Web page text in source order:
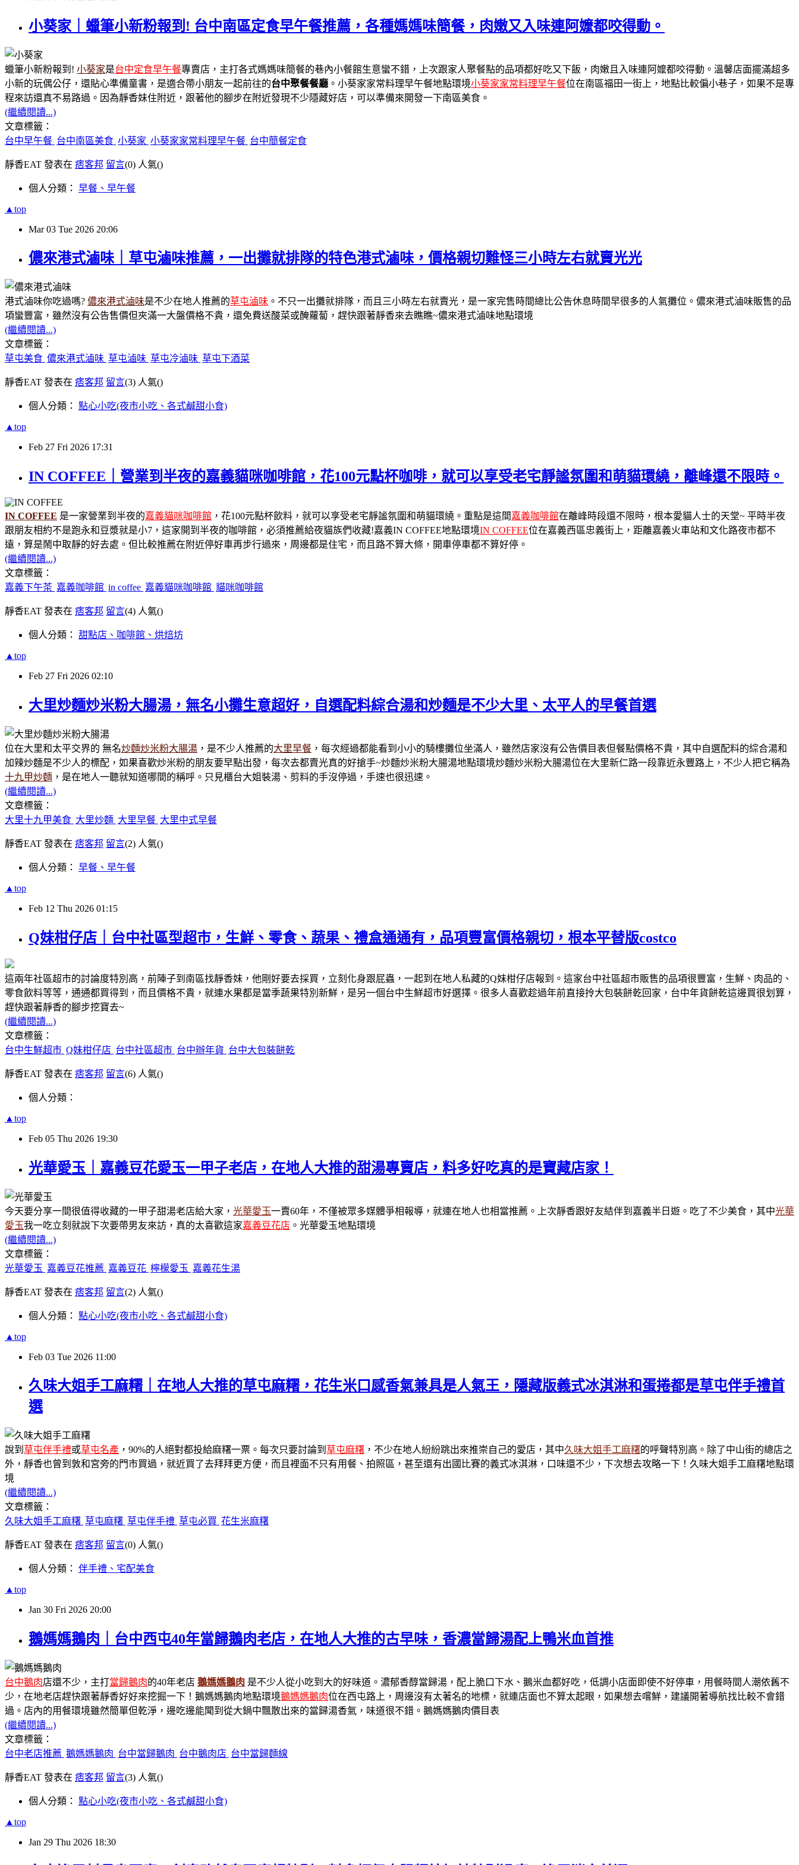
小葵家｜蠟筆小新粉報到! 台中南區定食早午餐推薦，各種媽媽味簡餐，肉嫩又入味連阿嬤都咬得動。
蠟筆小新粉報到! 小葵家是台中定食早午餐專賣店，主打各式媽媽味簡餐的巷內小餐館生意蠻不錯，上次跟家人聚餐點的品項都好吃又下飯，肉嫩且入味連阿嬤都咬得動。溫馨店面擺滿超多
小新的玩偶公仔，還貼心準備童書，是適合帶小朋友一起前往的台中聚餐餐廳 。小葵家家常料理早午餐地點環境小葵家家常料理早午餐位在南區福田一街上，地點比較偏小巷子，如果不是專
程來訪還真不易路過。因為靜香妹住附近，跟著他的腳步在附近發現不少隱藏好店，可以準備來開發一下南區美食。
(繼續閱讀...)
文章標籤：
台中早午餐 台中南區美食 小葵家 小葵家家常料理早午餐 台中簡餐定食
靜香EAT 發表在 痞客邦 留言(0) 人氣()
個人分類： 早餐、早午餐
▲top
Mar 03 Tue 2026 20:06
儂來港式滷味｜草屯滷味推薦，一出攤就排隊的特色港式滷味，價格親切難怪三小時左右就賣光光
港式滷味你吃過嗎? 儂來港式滷味是不少在地人推薦的草屯滷味 。不只一出攤就排隊，而且三小時左右就賣光，是一家完售時間總比公告休息時間早很多的人氣攤位。儂來港式滷味販售的品
項蠻豐富，雖然沒有公告售價但夾滿一大盤價格不貴，還免費送酸菜或醃蘿蔔，趕快跟著靜香來去瞧瞧~儂來港式滷味地點環境
(繼續閱讀...)
文章標籤：
草屯美食 儂來港式滷味 草屯滷味 草屯冷滷味 草屯下酒菜
靜香EAT 發表在 痞客邦 留言(3) 人氣()
個人分類： 點心小吃(夜市小吃、各式鹹甜小食)
▲top
Feb 27 Fri 2026 17:31
IN COFFEE｜營業到半夜的嘉義貓咪咖啡館，花100元點杯咖啡，就可以享受老宅靜謐氛圍和萌貓環繞，離峰還不限時。
IN COFFEE 是一家營業到半夜的嘉義貓咪咖啡館 ，花100元點杯飲料，就可以享受老宅靜謐氛圍和萌貓環繞。重點是這間嘉義咖啡館在離峰時段還不限時，根本愛貓人士的天堂~ 平時半夜
跟朋友相約不是跑永和豆漿就是小7，這家開到半夜的咖啡館，必須推薦給夜貓族們收藏!嘉義IN COFFEE地點環境IN COFFEE位在嘉義西區忠義街上，距離嘉義火車站和文化路夜市都不
遠，算是鬧中取靜的好去處。但比較推薦在附近停好車再步行過來，周邊都是住宅，而且路不算大條，開車停車都不算好停。
(繼續閱讀...)
文章標籤：
嘉義下午茶 嘉義咖啡館 in coffee 嘉義貓咪咖啡館 貓咪咖啡館
靜香EAT 發表在 痞客邦 留言(4) 人氣()
個人分類： 甜點店、咖啡館、烘焙坊
▲top
Feb 27 Fri 2026 02:10
大里炒麵炒米粉大腸湯，無名小攤生意超好，自選配料綜合湯和炒麵是不少大里、太平人的早餐首選
位在大里和太平交界的 無名炒麵炒米粉大腸湯 ，是不少人推薦的大里早餐 ，每次經過都能看到小小的騎樓攤位坐滿人，雖然店家沒有公告價目表但餐點價格不貴，其中自選配料的綜合湯和
加辣炒麵是不少人的標配，如果喜歡炒米粉的朋友要早點出發，每次去都賣光真的好搶手~炒麵炒米粉大腸湯地點環境炒麵炒米粉大腸湯位在大里新仁路一段靠近永豐路上，不少人把它稱為
十九甲炒麵 ，是在地人一聽就知道哪間的稱呼。只見櫃台大姐裝湯、剪料的手沒停過，手速也很迅速。
(繼續閱讀...)
文章標籤：
大里十九甲美食 大里炒麵 大里早餐 大里中式早餐
靜香EAT 發表在 痞客邦 留言(2) 人氣()
個人分類： 早餐、早午餐
▲top
Feb 12 Thu 2026 01:15
Q妹柑仔店｜台中社區型超市，生鮮、零食、蔬果、禮盒通通有，品項豐富價格親切，根本平替版costco
這兩年社區超市的討論度特別高，前陣子到南區找靜香妹，他剛好要去採買，立刻化身跟屁蟲，一起到在地人私藏的Q妹柑仔店報到。這家台中社區超市販售的品項很豐富，生鮮、肉品的、
零食飲料等等，通通都買得到，而且價格不貴，就連水果都是當季蔬果特別新鮮，是另一個台中生鮮超市好選擇。很多人喜歡趁過年前直接拎大包裝餅乾回家，台中年貨餅乾這邊買很划算，
趕快跟著靜香的腳步挖寶去~
(繼續閱讀...)
文章標籤：
台中生鮮超市 Q妹柑仔店 台中社區超市 台中辦年貨 台中大包裝餅乾
靜香EAT 發表在 痞客邦 留言(6) 人氣()
個人分類：
▲top
Feb 05 Thu 2026 19:30
光華愛玉｜嘉義豆花愛玉一甲子老店，在地人大推的甜湯專賣店，料多好吃真的是寶藏店家！
今天要分享一間很值得收藏的一甲子甜湯老店給大家， 光華愛玉一賣60年，不僅被眾多媒體爭相報導，就連在地人也相當推薦。上次靜香跟好友結伴到嘉義半日遊。吃了不少美食，其中光華
愛玉我一吃立刻就說下次要帶男友來訪，真的太喜歡這家嘉義豆花店 。光華愛玉地點環境
(繼續閱讀...)
文章標籤：
光華愛玉 嘉義豆花推薦 嘉義豆花 檸檬愛玉 嘉義花生湯
靜香EAT 發表在 痞客邦 留言(2) 人氣()
個人分類： 點心小吃(夜市小吃、各式鹹甜小食)
▲top
Feb 03 Tue 2026 11:00
久味大姐手工麻糬｜在地人大推的草屯麻糬，花生米口感香氣兼具是人氣王，隱藏版義式冰淇淋和蛋捲都是草屯伴手禮首
選
說到 草屯伴手禮或草屯名產 ，90%的人絕對都投給麻糬一票。每次只要討論到 草屯麻糬 ，不少在地人紛紛跳出來推崇自己的愛店，其中久味大姐手工麻糬的呼聲特別高。除了中山街的總店之
外，靜香也曾到敦和宮旁的門市買過，就近買了去拜拜更方便，而且裡面不只有用餐、拍照區，甚至還有出國比賽的義式冰淇淋，口味還不少，下次想去攻略一下！久味大姐手工麻糬地點環
境
(繼續閱讀...)
文章標籤：
久味大姐手工麻糬 草屯麻糬 草屯伴手禮 草屯必買 花生米麻糬
靜香EAT 發表在 痞客邦 留言(0) 人氣()
個人分類： 伴手禮、宅配美食
▲top
Jan 30 Fri 2026 20:00
鵝媽媽鵝肉｜台中西屯40年當歸鵝肉老店，在地人大推的古早味，香濃當歸湯配上鴨米血首推
台中鵝肉店還不少，主打當歸鵝肉的40年老店 鵝媽媽鵝肉 是不少人從小吃到大的好味道。濃郁香醇當歸湯，配上脆口下水、鵝米血都好吃，低調小店面即使不好停車，用餐時間人潮依舊不
少，在地老店趕快跟著靜香好好來挖掘一下！鵝媽媽鵝肉地點環境鵝媽媽鵝肉位在西屯路上，周邊沒有太著名的地標，就連店面也不算太起眼，如果想去嚐鮮，建議開著導航找比較不會錯
過。店內的用餐環境雖然簡單但乾淨，邊吃邊能聞到從大鍋中飄散出來的當歸湯香氣，味道很不錯。鵝媽媽鵝肉價目表
(繼續閱讀...)
文章標籤：
台中老店推薦 鵝媽媽鵝肉 台中當歸鵝肉 台中鵝肉店 台中當歸麵線
靜香EAT 發表在 痞客邦 留言(3) 人氣()
個人分類： 點心小吃(夜市小吃、各式鹹甜小食)
▲top
Jan 29 Thu 2026 18:30